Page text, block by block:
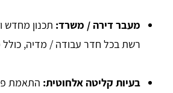
מעבר דירה / משרד: תכנון מחדש
רשת בכל חדר עבודה / מדיה, כולל
בעיות קליטה אלחוטית: התאמת